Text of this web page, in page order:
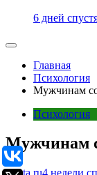
6 дней
Главная
Психология
Мужчинам
Психология
Мужчинам